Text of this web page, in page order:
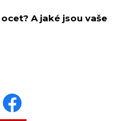
A jaké jsou vaše